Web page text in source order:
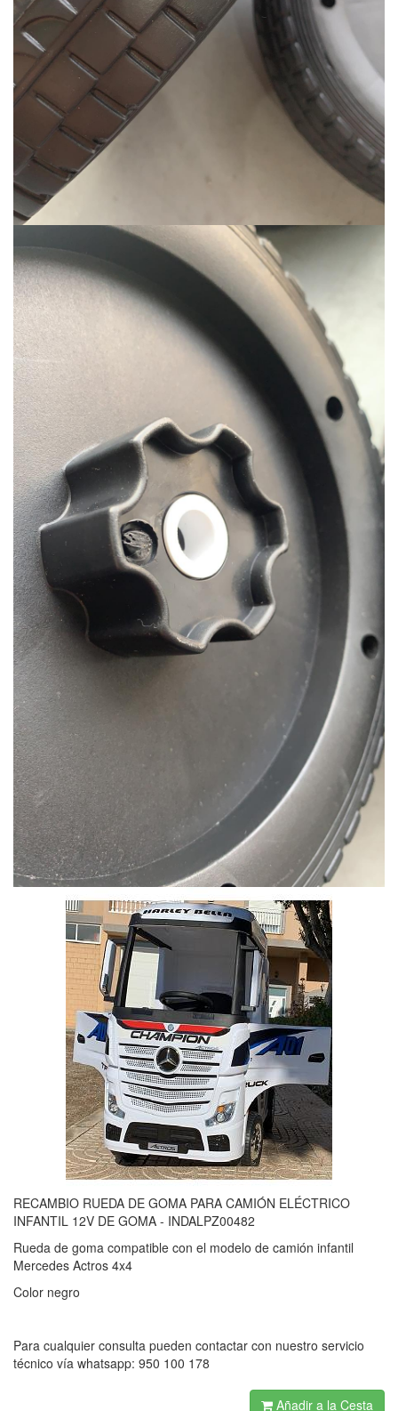
RECAMBIO RUEDA DE GOMA PARA CAMIÓN ELÉCTRICO
INFANTIL 12V DE GOMA - INDALPZ00482
Rueda de goma compatible con el modelo de camión infantil
Mercedes Actros 4x4
Color negro
Para cualquier consulta pueden contactar con nuestro servicio
técnico vía whatsapp: 950 100 178
Añadir a la Cesta